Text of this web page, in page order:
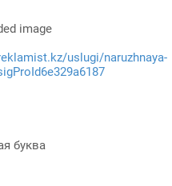
image
uslugi/naruzhnaya-
буква